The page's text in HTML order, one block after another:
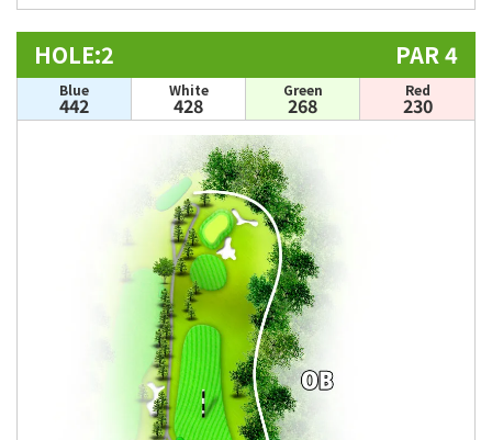
HOLE:2 PAR 4
Blue
442
White
428
Green
268
Red
230